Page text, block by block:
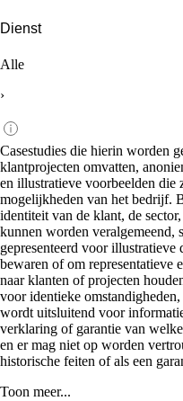
Dienst
Alle
›
Casestudies die hierin worden
klantprojecten omvatten,
en illustratieve voorbeelden die
mogelijkheden van het bedrijf.
identiteit van de klant, de
kunnen worden veralgemeend,
gepresenteerd voor
bewaren of om representatieve
naar klanten of projecten
voor identieke
wordt uitsluitend voor
verklaring of garantie van
en er mag niet op worden
historische feiten of als een
Toon meer...